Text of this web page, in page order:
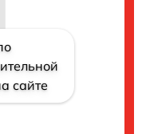
сайте